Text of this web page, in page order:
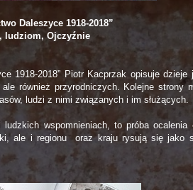
Daleszyce 1918-2018”
ludziom, Ojczyźnie
1918-2018” Piotr Kacprzak opisuje dzieje
również przyrodniczych. Kolejne strony
ludzi z nimi związanych i im służących.
wspomnieniach, to próba ocalenia
ale i regionu oraz kraju rysują się jako